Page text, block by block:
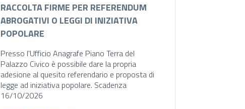
RACCOLTA FIRME PER REFERENDUM
ABROGATIVI O LEGGI DI INIZIATIVA
POPOLARE
Presso l'Ufficio Anagrafe Piano Terra del
Palazzo Civico è possibile dare la propria
adesione al quesito referendario e proposta di
legge ad iniziativa popolare. Scadenza
16/10/2026